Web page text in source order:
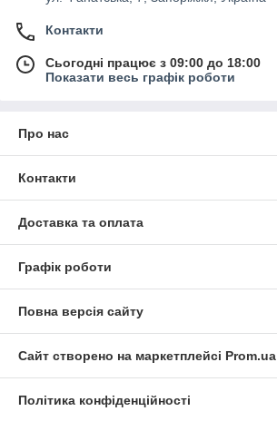
Контакти
Сьогодні працює з 09:00 до 18:00
Показати весь графік роботи
Про нас
Контакти
Доставка та оплата
Графік роботи
Повна версія сайту
Сайт створено на маркетплейсі Prom.ua
Політика конфіденційності